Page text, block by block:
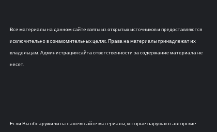
Все материалы на данном сайте взяты из открытых источников и предоставляются
исключительно в ознакомительных целях. Права на материалы принадлежат их
владельцам. Администрация сайта ответственности за содержание материала не
несет.
Если Вы обнаружили на нашем сайте материалы, которые нарушают авторские